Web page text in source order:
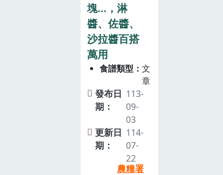
塊…，淋
醬、佐醬、
沙拉醬百搭
萬用
食譜類型
文
章
發布日
期：
113-
09-
03
更新日
期：
114-
07-
22
農糧署